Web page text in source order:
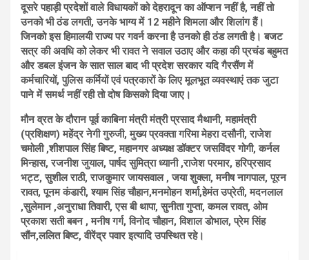
दूसरे पहाड़ी प्रदेशों वाले विधायकों को देहरादून का ऑप्शन नहीं है, नहीं तो
उनको भी ठंड लगती, उनके भाग्य में 12 महीने शिमला और शिलांग हैं।
जिनको इस हिमालयी राज्य पर गवर्न करना है उनको ही ठंड लगती है। बजट
सत्र की अवधि को लेकर भी रावत ने सवाल उठाए और कहा की प्रचंड बहुमत
और डबल इंजन के सात साल बाद भी प्रदेश सरकार यदि गैरसैंण में
कर्मचारियों, पुलिस कर्मियों एवं पत्रकारों के लिए मूलभूत व्यवस्थाएं तक जुटा
पाने में समर्थ नहीं रही तो दोष किसको दिया जाए।
मौन व्रत के दौरान पूर्व काबिना मंत्री मंत्री प्रसाद मैथानी, महामंत्री
(प्रशिक्षण) महेंद्र नेगी गुरुजी, मुख्य प्रवक्ता गरिमा मेहरा दसौनी, राजेश
चमोली ,शीशपाल सिंह बिष्ट, महानगर अध्यक्ष डॉक्टर जसविंदर गोगी, कर्नल
मिन्हास, रजनीश जुयाल, पार्षद सुमित्रा ध्यानी ,राजेश परमार, हरिप्रसाद
भट्ट, सुशील राठी, राजकुमार जायसवाल , जया शुक्ला, मनीष नागपाल, पूरन
रावत, पूनम कंडारी, श्याम सिंह चौहान,मनमोहन शर्मा,हेमंत उप्रेती, मदनलाल
,सुलेमान ,अनुराधा तिवारी, एस बी थापा, सुनीता गुप्ता, कमल रावत, ओम
प्रकाश सती बबन , मनीष गर्ग, विनोद चौहान, विशाल डोभाल, प्रेम सिंह
सौंन,ललित बिष्ट, वीरेंद्र पवार इत्यादि उपस्थित रहे।